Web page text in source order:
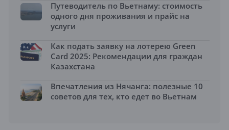
Путеводитель по Вьетнаму: стоимость
одного дня проживания и прайс на
услуги
Как подать заявку на лотерею Green
Card 2025: Рекомендации для граждан
Казахстана
Впечатления из Нячанга: полезные 10
советов для тех, кто едет во Вьетнам